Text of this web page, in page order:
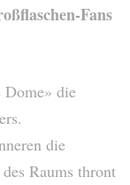
Fans
Dome» die
die
Raums thront